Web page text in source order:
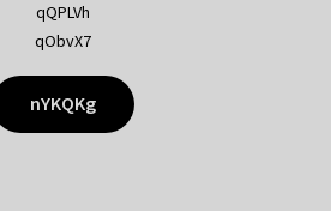
qQPLVh
qObvX7
nYKQKg